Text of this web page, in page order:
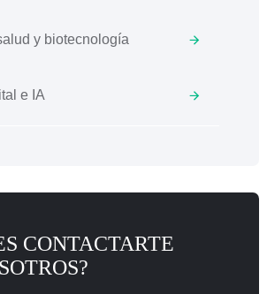
y biotecnología
e IA
CONTACTARTE